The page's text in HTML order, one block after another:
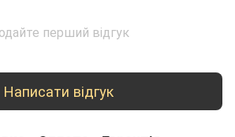
перший відгук
Написати відгук